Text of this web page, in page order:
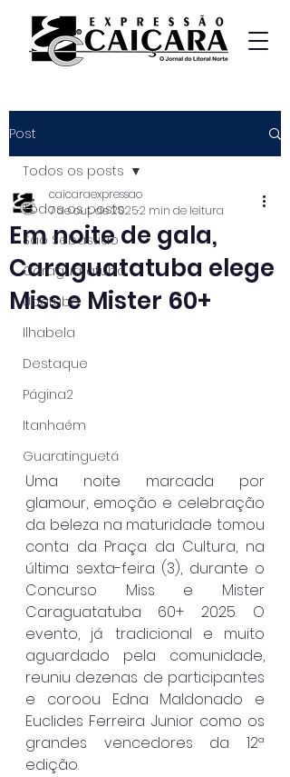
Post
Todos os posts
São Sebastião
Caraguatatuba
Ubatuba
Ilhabela
Destaque
Página2
Itanhaém
Guaratinguetá
Todos os posts
Em noite de gala,
Caraguatatuba elege
Miss e Mister 60+
caicaraexpressao
7 de out. de 20252 min de leitura
Uma noite marcada por
glamour, emoção e celebração
da beleza na maturidade tomou
conta da Praça da Cultura, na
última sexta-feira (3), durante o
Concurso Miss e Mister
Caraguatatuba 60+ 2025. O
evento, já tradicional e muito
aguardado pela comunidade,
reuniu dezenas de participantes
e coroou Edna Maldonado e
Euclides Ferreira Junior como os
grandes vencedores da 12ª
edição.